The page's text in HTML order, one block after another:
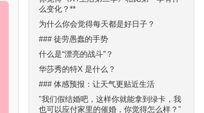
么变化？**
为什么你会觉得每天都是好日子？
### 徒劳愚蠢的手势
什么是“漂亮的战斗”？
华莎秀的特X 是什么？
### 体感预报：让天气更贴近生活
"我们假结婚吧，这样你就能拿到绿卡，我
也可以应付家里的催婚，你觉得怎么样？"